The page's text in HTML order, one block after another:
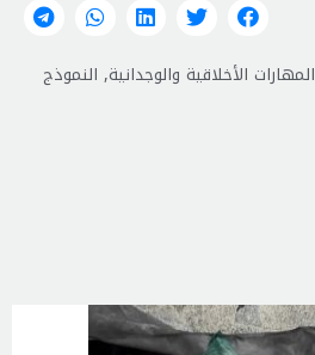
المهارات الأخلاقية والوجدانية, النموذج